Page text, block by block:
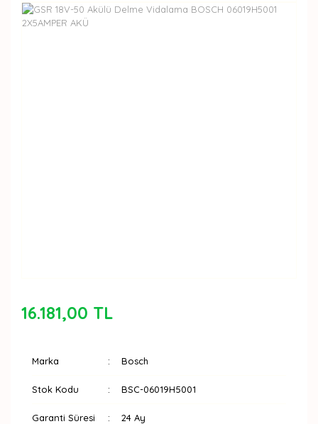
16.181,00 TL
Marka Bosch
Stok Kodu BSC-06019H5001
Garanti Süresi 24 Ay